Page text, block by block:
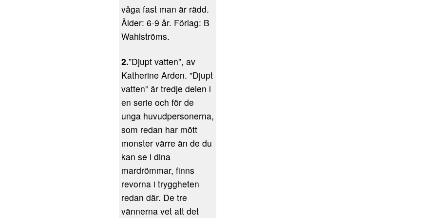
våga fast man är rädd.
Ålder: 6-9 år. Förlag: B
Wahlströms.
2.”Djupt vatten”, av
Katherine Arden. ”Djupt
vatten” är tredje delen i
en serie och för de
unga huvudpersonerna,
som redan har mött
monster värre än de du
kan se i dina
mardrömmar, finns
revorna i tryggheten
redan där. De tre
vännerna vet att det